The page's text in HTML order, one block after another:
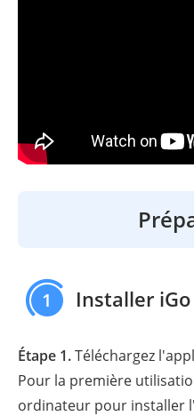
1 Installer
Étape 1.Téléchargez
Pour la première
ordinateur pour installer